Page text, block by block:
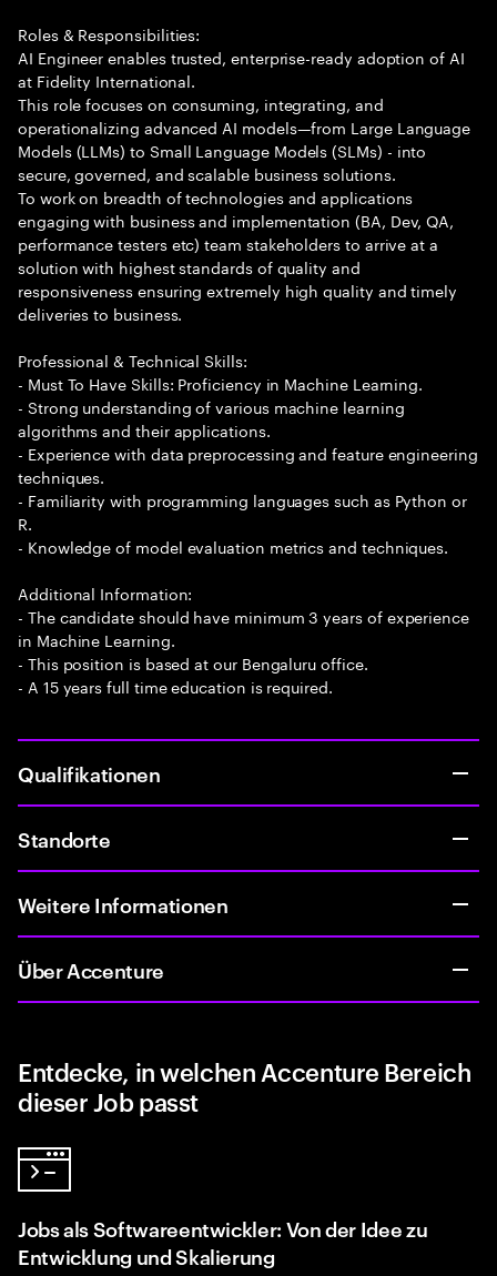
Roles & Responsibilities:
AI Engineer enables trusted, enterprise-ready adoption of AI
at Fidelity International.
This role focuses on consuming, integrating, and
operationalizing advanced AI models—from Large Language
Models (LLMs) to Small Language Models (SLMs) - into
secure, governed, and scalable business solutions.
To work on breadth of technologies and applications
engaging with business and implementation (BA, Dev, QA,
performance testers etc) team stakeholders to arrive at a
solution with highest standards of quality and
responsiveness ensuring extremely high quality and timely
deliveries to business.
Professional & Technical Skills:
- Must To Have Skills: Proficiency in Machine Learning.
- Strong understanding of various machine learning
algorithms and their applications.
- Experience with data preprocessing and feature engineering
techniques.
- Familiarity with programming languages such as Python or
R.
- Knowledge of model evaluation metrics and techniques.
Additional Information:
- The candidate should have minimum 3 years of experience
in Machine Learning.
- This position is based at our Bengaluru office.
- A 15 years full time education is required.
Qualifikationen
Standorte
Weitere Informationen
Über Accenture
Entdecke, in welchen Accenture Bereich
dieser Job passt
Jobs als Softwareentwickler: Von der Idee zu
Entwicklung und Skalierung